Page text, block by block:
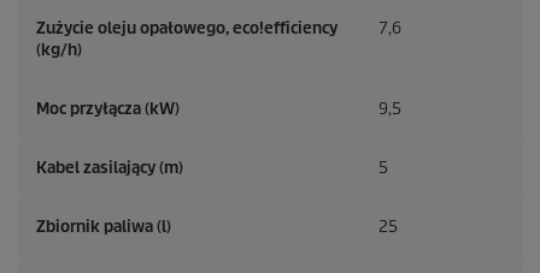
Zużycie oleju opałowego,eco!efficiency
(kg/h)
7,6
Moc przyłącza (kW) 9,5
Kabel zasilający (m) 5
Zbiornik paliwa (l) 25